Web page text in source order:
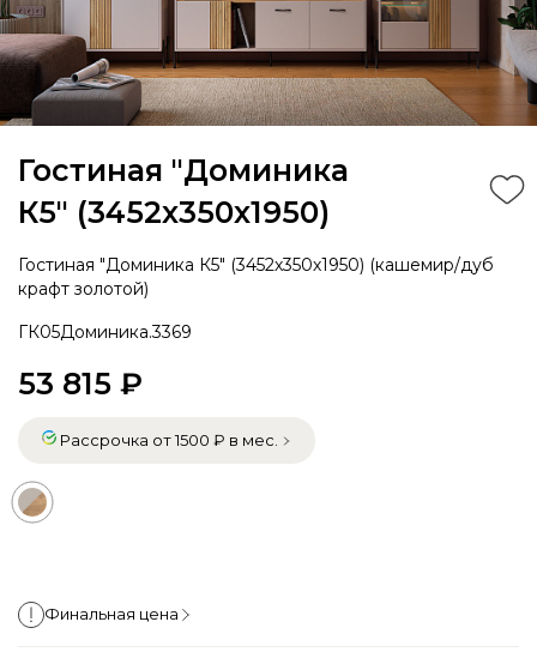
Гостиная "Доминика
К5" (3452х350х1950)
Гостиная "Доминика К5" (3452х350х1950) (кашемир/дуб
крафт золотой)
ГК05Доминика.3369
53 815 ₽
Рассрочка от 1500 ₽ в мес.
Финальная цена